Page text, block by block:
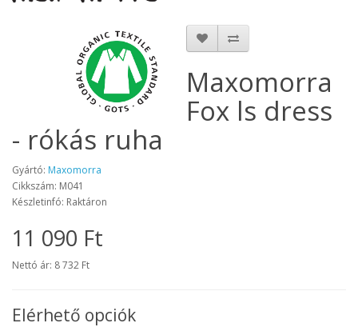
Maxomorra
Fox ls dress
- rókás ruha
Gyártó: Maxomorra
Cikkszám: M041
Készletinfó: Raktáron
11 090 Ft
Nettó ár: 8 732 Ft
Elérhető opciók